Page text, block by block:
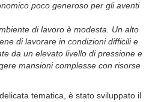
poco generoso per gli aventi
di lavoro è modesta. Un alto
di lavorare in condizioni difficili e
da un elevato livello di pressione e
mansioni complesse con risorse
tematica, è stato sviluppato il